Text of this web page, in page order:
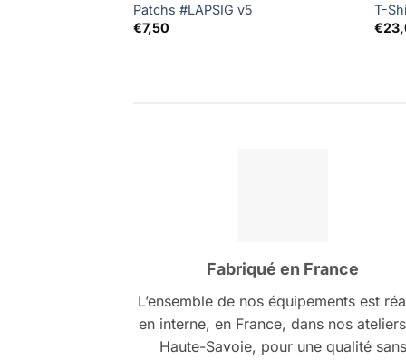
Patchs #LAPSIG v5
€7,50
T-
€
Fabriqué en France
L’ensemble de nos équipements est
en interne, en France, dans nos
Haute-Savoie, pour une qualité sans